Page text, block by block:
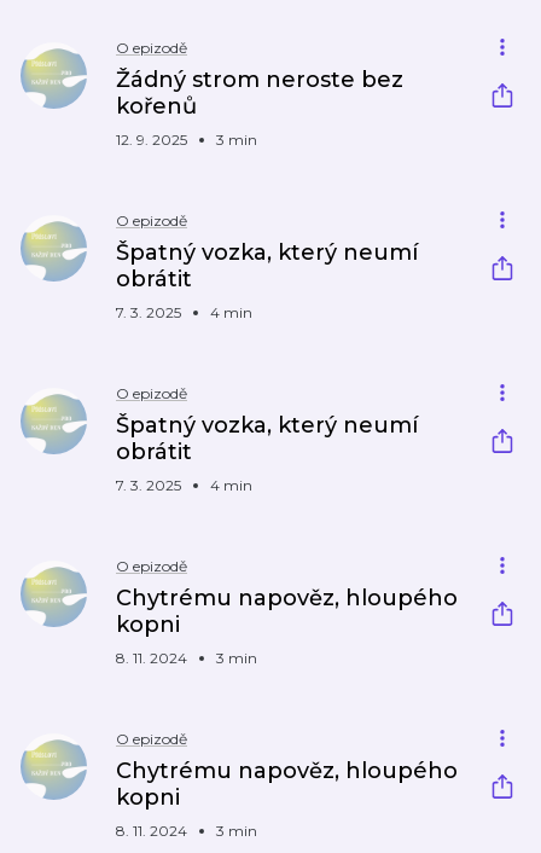
O epizodě
Žádný strom neroste bez
kořenů
12. 9. 2025 3 min
O epizodě
Špatný vozka, který neumí
obrátit
7. 3. 2025 4 min
O epizodě
Špatný vozka, který neumí
obrátit
7. 3. 2025 4 min
O epizodě
Chytrému napověz, hloupého
kopni
8. 11. 2024 3 min
O epizodě
Chytrému napověz, hloupého
kopni
8. 11. 2024 3 min